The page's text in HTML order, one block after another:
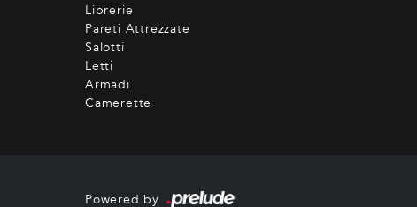
Librerie
Pareti Attrezzate
Salotti
Letti
Armadi
Camerette
Powered by